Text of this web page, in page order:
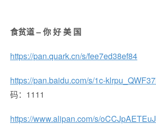
食贫道 – 你 好 美 国
https://pan.quark.cn/s/fee7ed38ef84
https://pan.baidu.com/s/1c-
码：1111
https://www.alipan.com/s/oCCJpAETEuJ